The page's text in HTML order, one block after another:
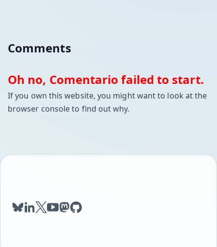
Comments
Oh no, Comentario failed to start.
If you own this website, you might want to look at the
browser console to find out why.
bluesky
linkedin
twitter
youtube
mastodon
github